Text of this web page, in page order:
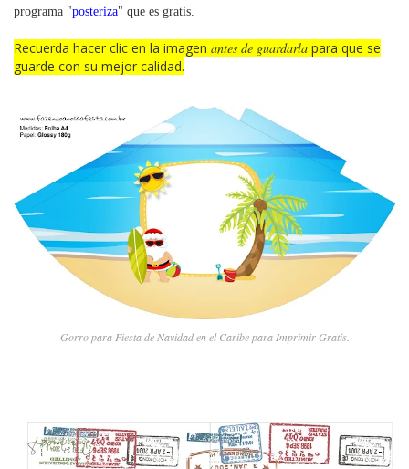
programa "posteriza" que es gratis.
Recuerda hacer clic en la imagen antes de guardarla para que se
guarde con su mejor calidad.
Gorro para Fiesta de Navidad en el Caribe para Imprimir Gratis.